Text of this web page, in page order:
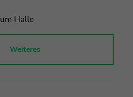
Halle
Weiteres